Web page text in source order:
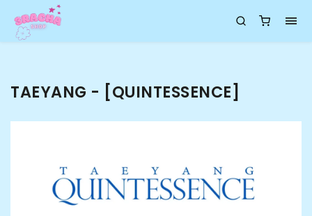
TAEYANG - [QUINTESSENCE]